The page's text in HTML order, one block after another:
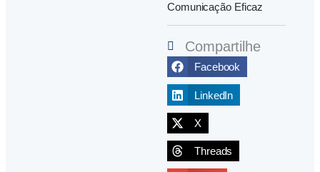
Comunicação Eficaz
Compartilhe
Facebook
LinkedIn
X
Threads